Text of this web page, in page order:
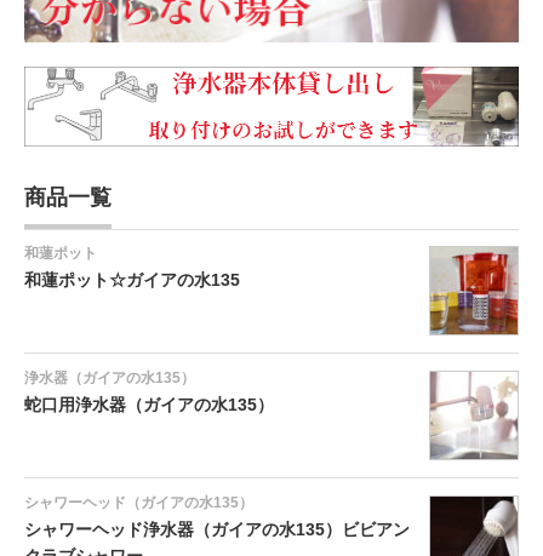
商品一覧
和蓮ポット
和蓮ポット☆ガイアの水135
浄水器（ガイアの水135）
蛇口用浄水器（ガイアの水135）
シャワーヘッド（ガイアの水135）
シャワーヘッド浄水器（ガイアの水135）ビビアン